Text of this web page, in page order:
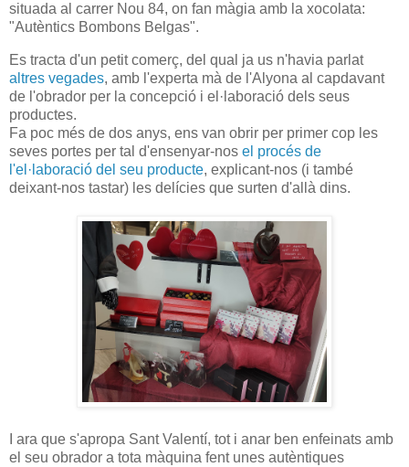
situada al carrer Nou 84, on fan màgia amb la xocolata:
"Autèntics Bombons Belgas".
Es tracta d'un petit comerç, del qual ja us n'havia parlat
altres vegades, amb l'experta mà de l'Alyona al capdavant
de l'obrador per la concepció i el·laboració dels seus
productes.
Fa poc més de dos anys, ens van obrir per primer cop les
seves portes per tal d'ensenyar-nos el procés de
l'el·laboració del seu producte, explicant-nos (i també
deixant-nos tastar) les delícies que surten d'allà dins.
I ara que s'apropa Sant Valentí, tot i anar ben enfeinats amb
el seu obrador a tota màquina fent unes autèntiques